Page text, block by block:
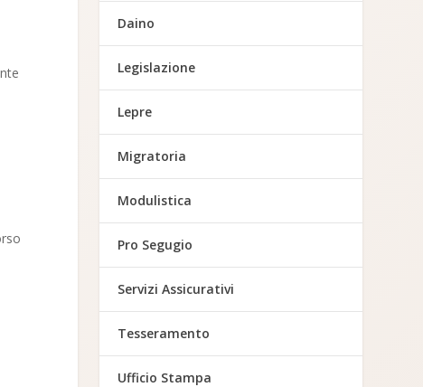
Daino
Legislazione
Lepre
Migratoria
Modulistica
Pro Segugio
Servizi Assicurativi
Tesseramento
Ufficio Stampa